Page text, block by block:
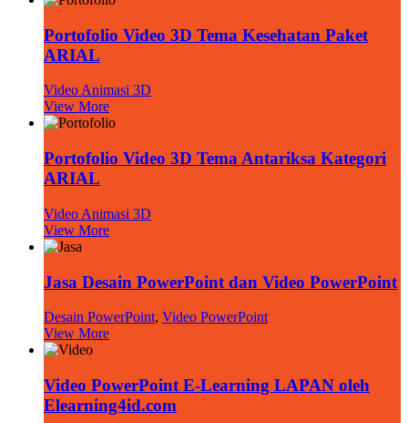
Portofolio Video 3D Tema Kesehatan Paket
ARIAL
Video Animasi 3D
View More
Portofolio Video 3D Tema Antariksa Kategori
ARIAL
Video Animasi 3D
View More
Jasa Desain PowerPoint dan Video PowerPoint
Desain PowerPoint, Video PowerPoint
View More
Video PowerPoint E-Learning LAPAN oleh
Elearning4id.com